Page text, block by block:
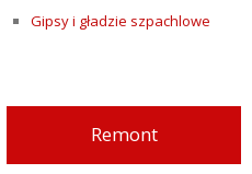
Gipsy i gładzie szpachlowe
Remont